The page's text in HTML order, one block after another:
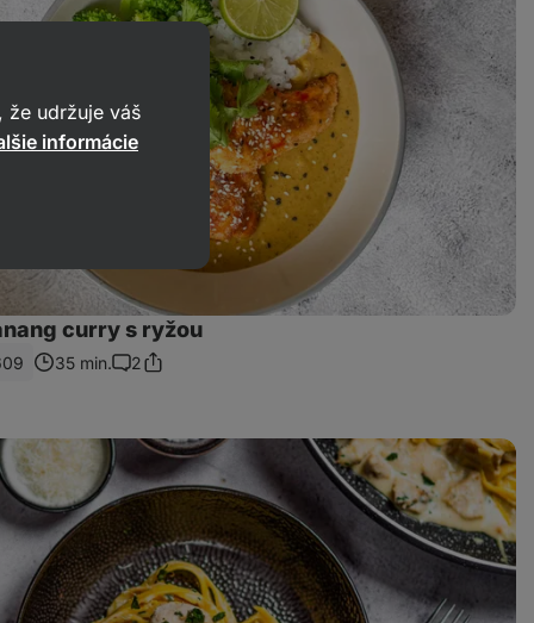
curry s ryžou
35 min.
Komentáre
2Zdieľať
že udržuje váš
informácie